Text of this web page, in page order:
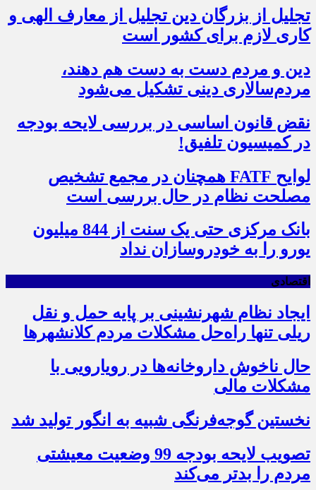
تجلیل از بزرگان دین تجلیل از معارف الهی و
کاری لازم برای کشور است
دین و مردم دست به‌ دست هم دهند،
مردم‌سالاری دینی تشکیل می‌شود
نقض قانون اساسی در بررسی لایحه بودجه
در کمیسیون تلفیق!
لوایح FATF همچنان در مجمع تشخیص
مصلحت نظام در حال بررسی است
بانک مرکزی حتی یک سنت از 844 میلیون
یورو را به خودروسازان نداد
اقتصادی
ایجاد نظام شهرنشینی بر پایه حمل و نقل
ریلی تنها راه‌حل مشکلات مردم کلانشهرها
حال ناخوش داروخانه‌ها در رویارویی با
مشکلات مالی
نخستین گوجه‌فرنگی شبیه به انگور تولید شد
تصویب لایحه بودجه 99 وضعیت معیشتی
مردم را بدتر می‌کند